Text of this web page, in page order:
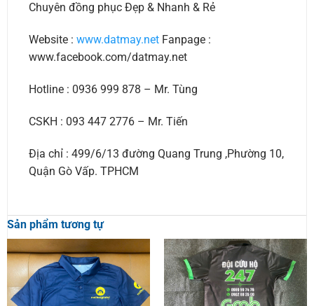
Chuyên đồng phục Đẹp & Nhanh & Rẻ
Website : www.datmay.netFanpage :
www.facebook.com/datmay.net
Hotline : 0936 999 878 – Mr. Tùng
CSKH : 093 447 2776 – Mr. Tiến
Địa chỉ : 499/6/13 đường Quang Trung ,Phường 10,
Quận Gò Vấp. TPHCM
Sản phẩm tương tự